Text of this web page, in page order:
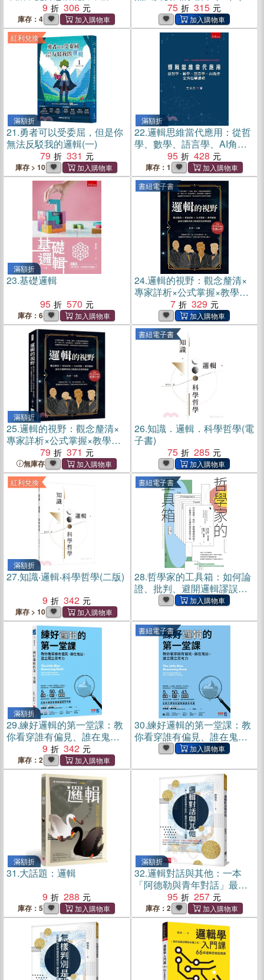
思維謬誤，清晰思考，理性
生活
9 306
庫存：4
75 315
紅利兌換
滿額折
21.勇者可以受委屈，但是你
無法反駁我的邏輯(一)
79
331
庫存 > 10
滿額折
22.邏輯思維當代應用：從哲
學、數學、語言學、AI角度
全方位學邏輯
95 428
庫存：1
滿額折
23.基礎邏輯
95
570
庫存：6
書紐電子書
24.邏輯的視野：觀念釐清×
專家詳析×公式掌握×教學應
用，論西方邏輯與東方辯證
的差異與發展(電子書)
7 329
滿額折
25.邏輯的視野：觀念釐清×
專家詳析×公式掌握×教學應
用，論西方邏輯與東方辯證
的差異與發展
79 371
無庫存
書紐電子書
26.知識．邏輯．科學哲學(電
子書)
75
285
紅利兌換
滿額折
27.知識‧邏輯‧科學哲學(二版)
9
342
庫存 > 10
書紐電子書
28.哲學家的工具箱：如何論
證、批判、避開邏輯謬誤？
一套現代人必備的理性思考
滿額折
29.練好邏輯的第一堂課：教
你看穿誰有偏見、誰在鬼
扯，建立獨立思考力
9 342
庫存：2
書紐電子書
30.練好邏輯的第一堂課：教
你看穿誰有偏見、誰在鬼
扯，建立獨立思考力(電子書)
滿額折
31.大話題：邏輯
9
288
庫存：5
滿額折
32.邏輯對話與其他：一本
「阿德勒與青年對話」最原
本底功夫－邏輯
95 257
庫存：2